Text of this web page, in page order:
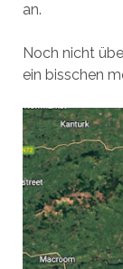
an.
Noch nicht
ein bisschen